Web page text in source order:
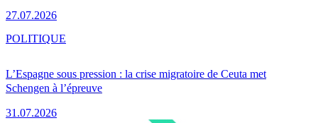
27.07.2026
L’Espagne sous pression : la crise migratoire de Ceuta met
Schengen à l’épreuve
31.07.2026
POLITIQUE